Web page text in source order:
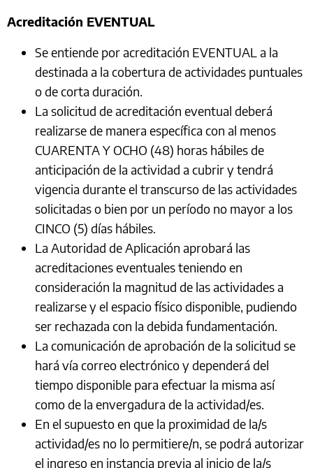
Acreditación EVENTUAL
Se entiende por acreditación EVENTUAL a la
destinada a la cobertura de actividades puntuales
o de corta duración.
La solicitud de acreditación eventual deberá
realizarse de manera específica con al menos
CUARENTA Y OCHO (48) horas hábiles de
anticipación de la actividad a cubrir y tendrá
vigencia durante el transcurso de las actividades
solicitadas o bien por un período no mayor a los
CINCO (5) días hábiles.
La Autoridad de Aplicación aprobará las
acreditaciones eventuales teniendo en
consideración la magnitud de las actividades a
realizarse y el espacio físico disponible, pudiendo
ser rechazada con la debida fundamentación.
La comunicación de aprobación de la solicitud se
hará vía correo electrónico y dependerá del
tiempo disponible para efectuar la misma así
como de la envergadura de la actividad/es.
En el supuesto en que la proximidad de la/s
actividad/es no lo permitiere/n, se podrá autorizar
el ingreso en instancia previa al inicio de la/s